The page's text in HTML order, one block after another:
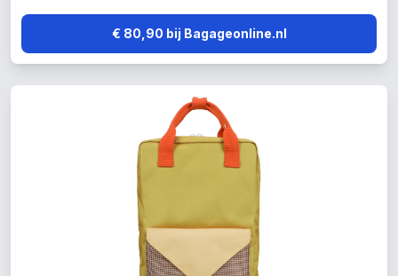
€ 80,90 bij Bagageonline.nl